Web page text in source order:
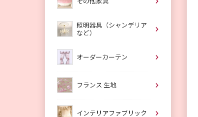
照明器具（シャンデリア
など）
オーダーカーテン
フランス 生地
インテリアファブリック